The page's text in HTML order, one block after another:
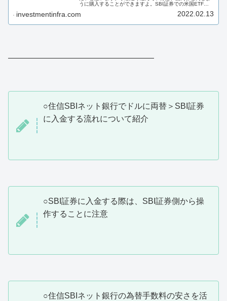
うに購入することができますよ。SBI証券での米国ETFの
めの記事になっています。
investmentinfra.com 2022.02.13
——————————————————
○住信SBIネット銀行でドルに両替＞SBI証券
に入金する流れについて紹介
○SBI証券に入金する際は、SBI証券側から操
作することに注意
○住信SBIネット銀行の為替手数料の安さを活